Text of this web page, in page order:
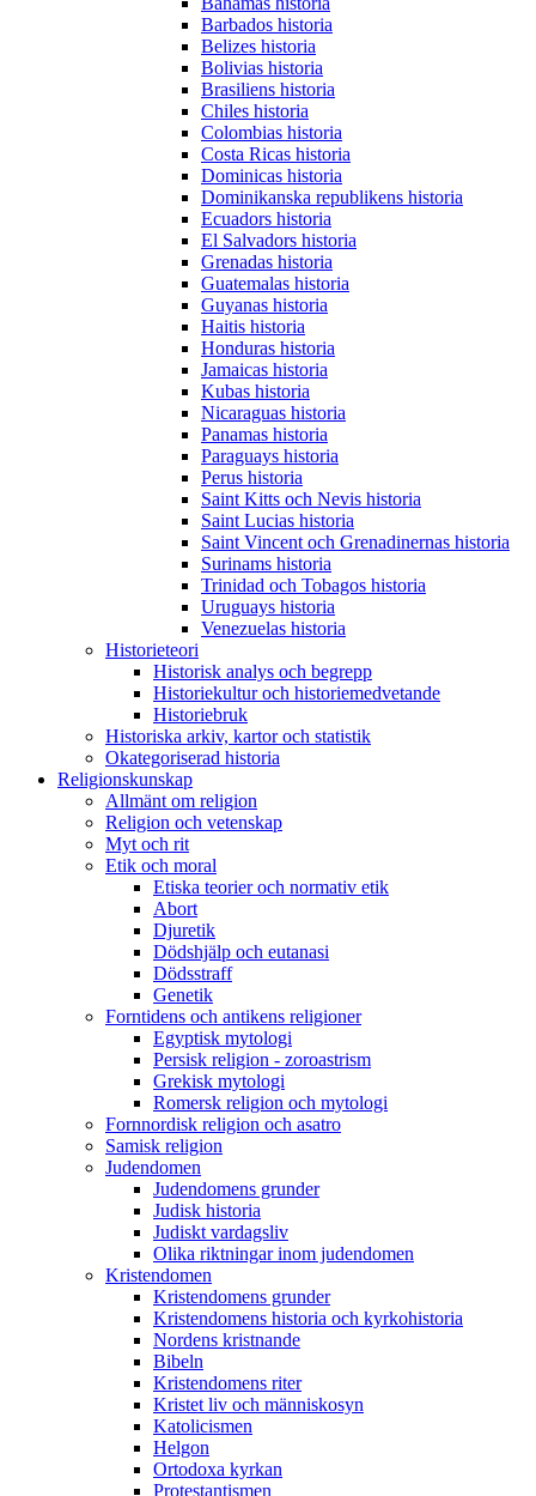
Barbados historia
Belizes historia
Bolivias historia
Brasiliens historia
Chiles historia
Colombias historia
Costa Ricas historia
Dominicas historia
Dominikanska republikens historia
Ecuadors historia
El Salvadors historia
Grenadas historia
Guatemalas historia
Guyanas historia
Haitis historia
Honduras historia
Jamaicas historia
Kubas historia
Nicaraguas historia
Panamas historia
Paraguays historia
Perus historia
Saint Kitts och Nevis historia
Saint Lucias historia
Saint Vincent och Grenadinernas historia
Surinams historia
Trinidad och Tobagos historia
Uruguays historia
Venezuelas historia
Historieteori
Historisk analys och begrepp
Historiekultur och historiemedvetande
Historiebruk
Historiska arkiv, kartor och statistik
Okategoriserad historia
Religionskunskap
Allmänt om religion
Religion och vetenskap
Myt och rit
Etik och moral
Etiska teorier och normativ etik
Abort
Djuretik
Dödshjälp och eutanasi
Dödsstraff
Genetik
Forntidens och antikens religioner
Egyptisk mytologi
Persisk religion - zoroastrism
Grekisk mytologi
Romersk religion och mytologi
Fornnordisk religion och asatro
Samisk religion
Judendomen
Judendomens grunder
Judisk historia
Judiskt vardagsliv
Olika riktningar inom judendomen
Kristendomen
Kristendomens grunder
Kristendomens historia och kyrkohistoria
Nordens kristnande
Bibeln
Kristendomens riter
Kristet liv och människosyn
Katolicismen
Helgon
Ortodoxa kyrkan
Protestantismen